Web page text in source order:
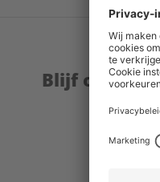
Blijf op de